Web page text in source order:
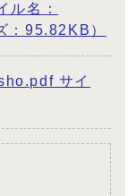
ル名：
95.82KB）
サイ